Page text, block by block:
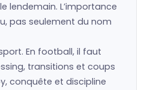
lendemain. L’importance
pas seulement du nom
En football, il faut
transitions et coups
conquête et discipline